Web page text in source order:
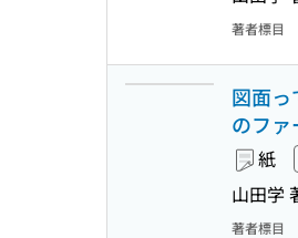
著者標目
図面
のファ
紙
山田学
著者標目